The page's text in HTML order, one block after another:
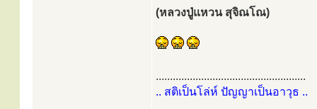
(หลวงปู่แหวน สุจิณโณ)
.....................................................
.. สติเป็นโล่ห์ ปัญญาเป็นอาวุธ ..